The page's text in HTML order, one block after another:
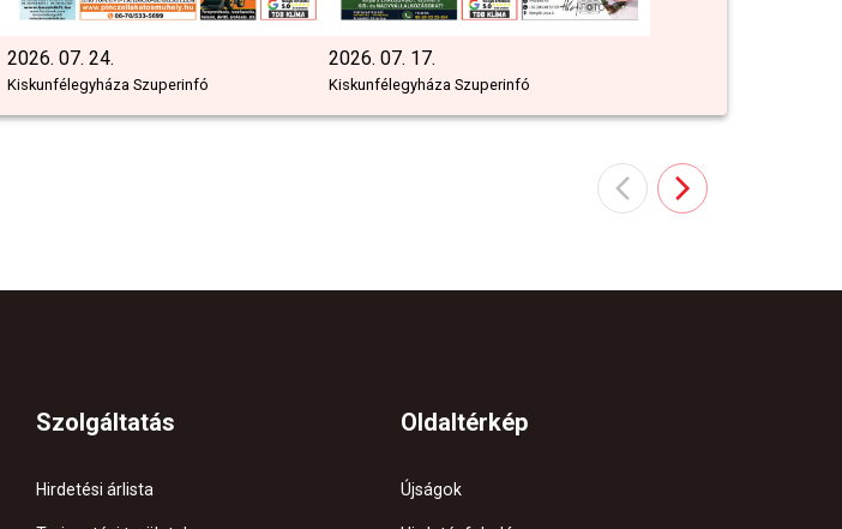
2026. 07. 24.
Kiskunfélegyháza Szuperinfó
2026. 07. 17.
Kiskunfélegyháza Szuperinfó
Szolgáltatás
Hirdetési árlista
Oldaltérkép
Újságok